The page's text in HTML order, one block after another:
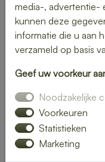
Schiedam
lunch bezorgservice
gerechten die met
broodjes tot
rechtstreeks bij jou
Met een gevarieerd
media-, advertentie-
kunnen deze
informatie die u aan
verzameld op basis
Geef uw voorkeur
Noodzakelijke
Voorkeuren
Statistieken
Marketing